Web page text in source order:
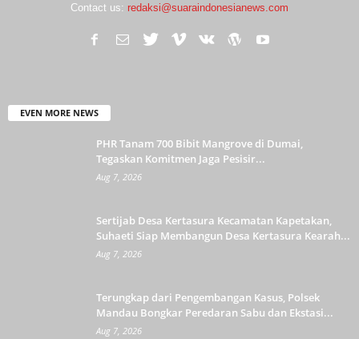
Contact us: redaksi@suaraindonesianews.com
EVEN MORE NEWS
PHR Tanam 700 Bibit Mangrove di Dumai,
Tegaskan Komitmen Jaga Pesisir...
Aug 7, 2026
Sertijab Desa Kertasura Kecamatan Kapetakan,
Suhaeti Siap Membangun Desa Kertasura Kearah...
Aug 7, 2026
Terungkap dari Pengembangan Kasus, Polsek
Mandau Bongkar Peredaran Sabu dan Ekstasi...
Aug 7, 2026